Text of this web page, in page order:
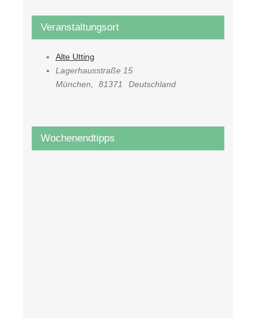
Veranstaltungsort
Alte Utting
Lagerhausstraße 15
München
81371 Deutschland
Wochenendtipps